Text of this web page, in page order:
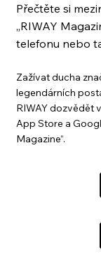
Přečtěte si
„RIWAY
telefonu nebo
Zažívat ducha
legendárních
RIWAY dozvědět
App Store a
Magazine“.